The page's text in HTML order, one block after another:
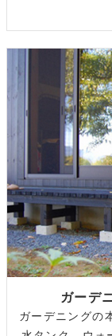
ガーデ
ガーデニングの